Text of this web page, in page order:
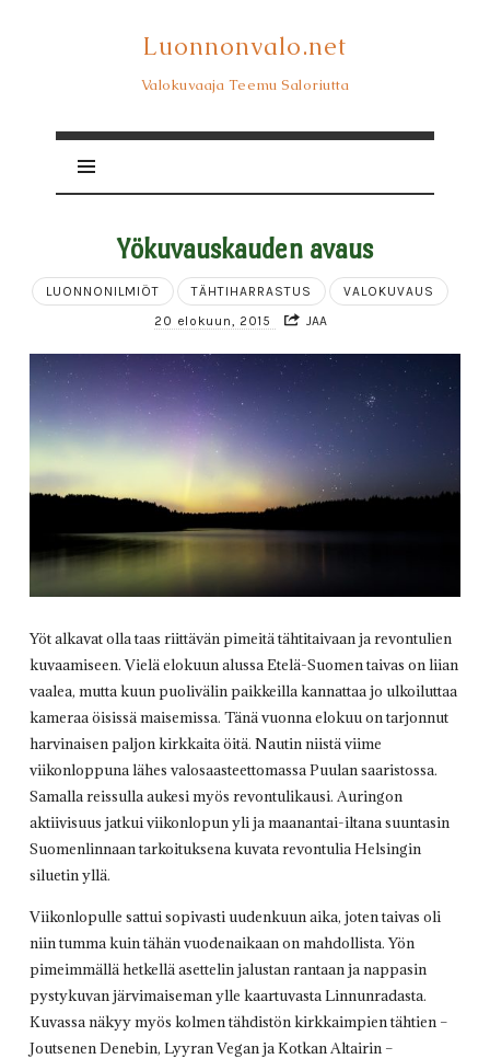
Luonnonvalo.net
Luonnonvalo.net
Valokuvaaja Teemu Saloriutta
Yökuvauskauden avaus
LUONNONILMIÖT TÄHTIHARRASTUS
VALOKUVAUS
20 elokuun, 2015
JAA
Yöt alkavat olla taas riittävän pimeitä tähtitaivaan ja revontulien
kuvaamiseen. Vielä elokuun alussa Etelä-Suomen taivas on liian
vaalea, mutta kuun puolivälin paikkeilla kannattaa jo ulkoiluttaa
kameraa öisissä maisemissa. Tänä vuonna elokuu on tarjonnut
harvinaisen paljon kirkkaita öitä. Nautin niistä viime
viikonloppuna lähes valosaasteettomassa Puulan saaristossa.
Samalla reissulla aukesi myös revontulikausi. Auringon
aktiivisuus jatkui viikonlopun yli ja maanantai-iltana suuntasin
Suomenlinnaan tarkoituksena kuvata revontulia Helsingin
siluetin yllä.
Viikonlopulle sattui sopivasti uudenkuun aika, joten taivas oli
niin tumma kuin tähän vuodenaikaan on mahdollista. Yön
pimeimmällä hetkellä asettelin jalustan rantaan ja nappasin
pystykuvan järvimaiseman ylle kaartuvasta Linnunradasta.
Kuvassa näkyy myös kolmen tähdistön kirkkaimpien tähtien –
Joutsenen Denebin, Lyyran Vegan ja Kotkan Altairin –